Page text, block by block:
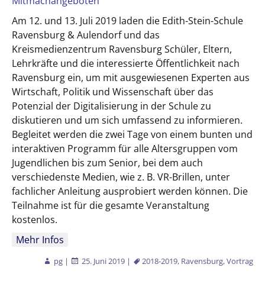
Am 12. und 13. Juli 2019 laden die Edith-Stein-Schule
Ravensburg & Aulendorf und das
Kreismedienzentrum Ravensburg Schüler, Eltern,
Lehrkräfte und die interessierte Öffentlichkeit nach
Ravensburg ein, um mit ausgewiesenen Experten aus
Wirtschaft, Politik und Wissenschaft über das
Potenzial der Digitalisierung in der Schule zu
diskutieren und um sich umfassend zu informieren.
Begleitet werden die zwei Tage von einem bunten und
interaktiven Programm für alle Altersgruppen vom
Jugendlichen bis zum Senior, bei dem auch
verschiedenste Medien, wie z. B. VR-Brillen, unter
fachlicher Anleitung ausprobiert werden können. Die
Teilnahme ist für die gesamte Veranstaltung
kostenlos.
Mehr Infos
pg | 25. Juni 2019 | 2018-2019, Ravensburg,Vortrag